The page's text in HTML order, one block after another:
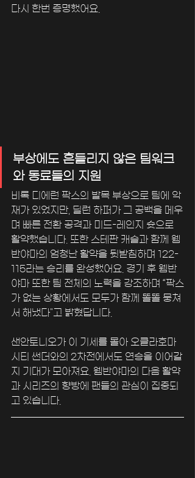
다시 한번 증명했어요.
부상에도 흔들리지 않은 팀워크
와 동료들의 지원
비록 디에런 팍스의 발목 부상으로 팀에 악
재가 있었지만, 딜런 하퍼가 그 공백을 메우
며 빠른 전환 공격과 미드-레인지 슛으로
활약했습니다. 또한 스테판 캐슬과 함께 웸
반야마의 엄청난 활약을 뒷받침하며 122-
115라는 승리를 완성했어요. 경기 후 웸반
야마 또한 팀 전체의 노력을 강조하며 “팍스
가 없는 상황에서도 모두가 함께 똘똘 뭉쳐
서 해냈다"고 밝혔답니다.
샌안토니오가 이 기세를 몰아 오클라호마
시티 썬더와의 2차전에서도 연승을 이어갈
지 기대가 모아져요. 웸반야마의 다음 활약
과 시리즈의 향방에 팬들의 관심이 집중되
고 있습니다.